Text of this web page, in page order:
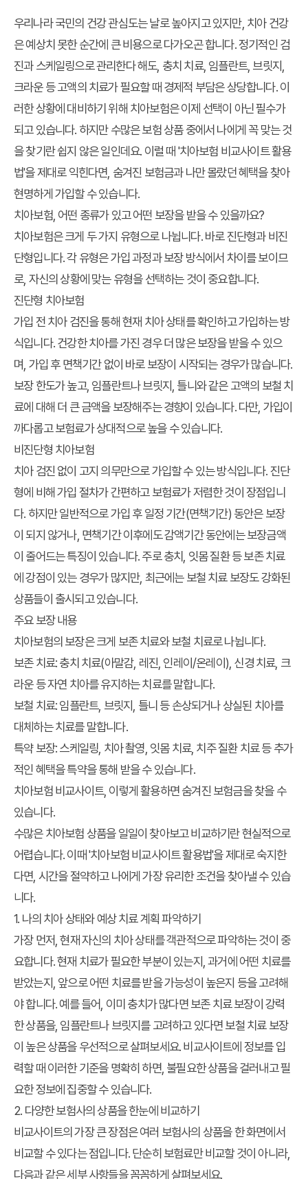
우리나라 국민의 건강 관심도는 날로 높아지고 있지만, 치아 건강
은 예상치 못한 순간에 큰 비용으로 다가오곤 합니다. 정기적인 검
진과 스케일링으로 관리한다 해도, 충치 치료, 임플란트, 브릿지,
크라운 등 고액의 치료가 필요할 때 경제적 부담은 상당합니다. 이
러한 상황에 대비하기 위해 치아보험은 이제 선택이 아닌 필수가
되고 있습니다. 하지만 수많은 보험 상품 중에서 나에게 꼭 맞는 것
을 찾기란 쉽지 않은 일인데요. 이럴 때 '치아보험 비교사이트 활용
법'을 제대로 익힌다면, 숨겨진 보험금과 나만 몰랐던 혜택을 찾아
현명하게 가입할 수 있습니다.
치아보험, 어떤 종류가 있고 어떤 보장을 받을 수 있을까요?
치아보험은 크게 두 가지 유형으로 나뉩니다. 바로 진단형과 비진
단형입니다. 각 유형은 가입 과정과 보장 방식에서 차이를 보이므
로, 자신의 상황에 맞는 유형을 선택하는 것이 중요합니다.
진단형 치아보험
가입 전 치아 검진을 통해 현재 치아 상태를 확인하고 가입하는 방
식입니다. 건강한 치아를 가진 경우 더 많은 보장을 받을 수 있으
며, 가입 후 면책기간 없이 바로 보장이 시작되는 경우가 많습니다.
보장 한도가 높고, 임플란트나 브릿지, 틀니와 같은 고액의 보철 치
료에 대해 더 큰 금액을 보장해주는 경향이 있습니다. 다만, 가입이
까다롭고 보험료가 상대적으로 높을 수 있습니다.
비진단형 치아보험
치아 검진 없이 고지 의무만으로 가입할 수 있는 방식입니다. 진단
형에 비해 가입 절차가 간편하고 보험료가 저렴한 것이 장점입니
다. 하지만 일반적으로 가입 후 일정 기간(면책기간) 동안은 보장
이 되지 않거나, 면책기간 이후에도 감액기간 동안에는 보장금액
이 줄어드는 특징이 있습니다. 주로 충치, 잇몸 질환 등 보존 치료
에 강점이 있는 경우가 많지만, 최근에는 보철 치료 보장도 강화된
상품들이 출시되고 있습니다.
주요 보장 내용
치아보험의 보장은 크게 보존 치료와 보철 치료로 나뉩니다.
보존 치료:충치 치료(아말감, 레진, 인레이/온레이), 신경 치료, 크
라운 등 자연 치아를 유지하는 치료를 말합니다.
보철 치료:임플란트, 브릿지, 틀니 등 손상되거나 상실된 치아를
대체하는 치료를 말합니다.
특약 보장:스케일링, 치아 촬영, 잇몸 치료, 치주 질환 치료 등 추가
적인 혜택을 특약을 통해 받을 수 있습니다.
치아보험 비교사이트, 이렇게 활용하면 숨겨진 보험금을 찾을 수
있습니다.
수많은 치아보험 상품을 일일이 찾아보고 비교하기란 현실적으로
어렵습니다. 이때 '치아보험 비교사이트 활용법'을 제대로 숙지한
다면, 시간을 절약하고 나에게 가장 유리한 조건을 찾아낼 수 있습
니다.
1. 나의 치아 상태와 예상 치료 계획 파악하기
가장 먼저, 현재 자신의 치아 상태를 객관적으로 파악하는 것이 중
요합니다. 현재 치료가 필요한 부분이 있는지, 과거에 어떤 치료를
받았는지, 앞으로 어떤 치료를 받을 가능성이 높은지 등을 고려해
야 합니다. 예를 들어, 이미 충치가 많다면 보존 치료 보장이 강력
한 상품을, 임플란트나 브릿지를 고려하고 있다면 보철 치료 보장
이 높은 상품을 우선적으로 살펴보세요. 비교사이트에 정보를 입
력할 때 이러한 기준을 명확히 하면, 불필요한 상품을 걸러내고 필
요한 정보에 집중할 수 있습니다.
2. 다양한 보험사의 상품을 한눈에 비교하기
비교사이트의 가장 큰 장점은 여러 보험사의 상품을 한 화면에서
비교할 수 있다는 점입니다. 단순히 보험료만 비교할 것이 아니라,
다음과 같은 세부 사항들을 꼼꼼하게 살펴보세요.